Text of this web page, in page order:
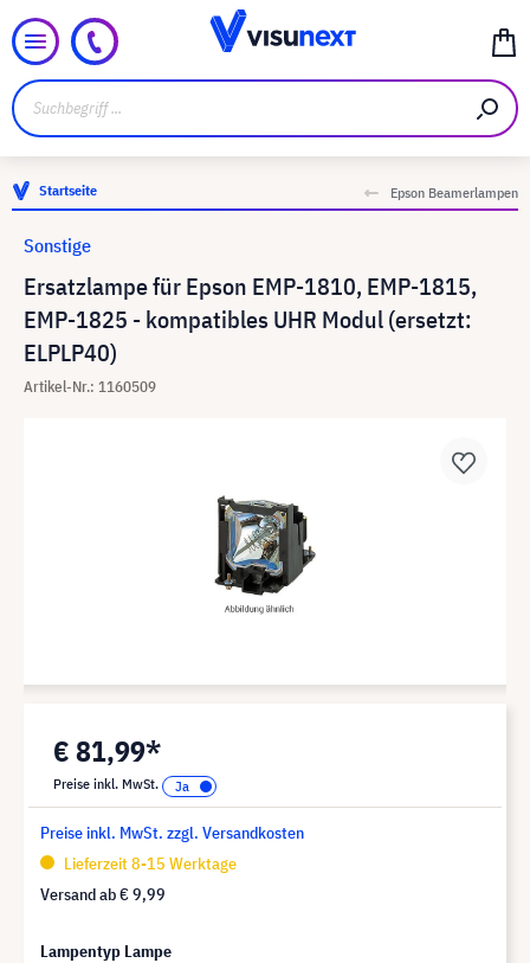
Startseite Epson Beamerlampen
Ersatzlampe für Epson EMP-1810, EMP-1815,
EMP-1825 - kompatibles UHR Modul (ersetzt:
ELPLP40)
Artikel-Nr.: 1160509
Sonstige
€ 81,99*
Preise inkl. MwSt.
Preise inkl. MwSt. zzgl. Versandkosten
Lieferzeit 8-15 Werktage
Versand ab€ 9,99
Lampentyp Lampe